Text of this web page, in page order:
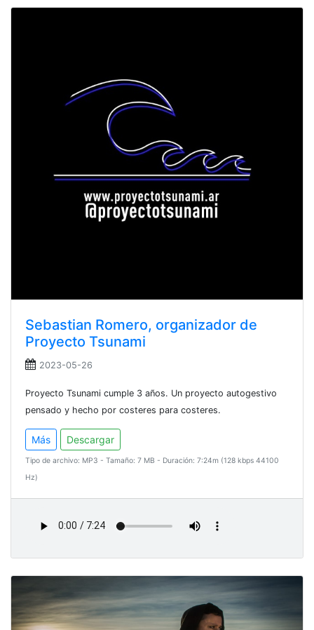
Sebastian Romero, organizador de
Proyecto Tsunami
2023-05-26
Proyecto Tsunami cumple 3 años. Un proyecto autogestivo
pensado y hecho por costeres para costeres.
Más Descargar
Tipo de archivo: MP3 - Tamaño: 7 MB - Duración: 7:24m (128 kbps 44100
Hz)